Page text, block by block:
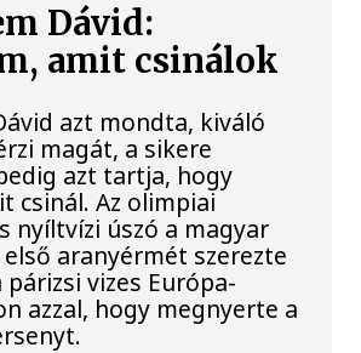
Dávid:
amit csinálok
azt mondta, kiváló
magát, a sikere
azt tartja, hogy
csinál. Az olimpiai
nyíltvízi úszó a magyar
aranyérmét szerezte
vizes Európa-
azzal, hogy megnyerte a